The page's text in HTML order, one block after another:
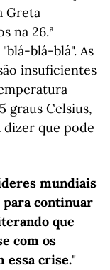
Greta
na 26.ª
blá-blá". As
insuficientes
graus Celsius,
dizer que pode
mundiais
para continuar
que
com os
essa crise."